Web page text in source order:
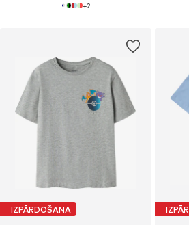
+2
IZPĀRDOŠANA